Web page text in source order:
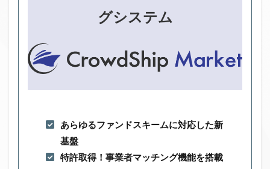
グシステム
あらゆるファンドスキームに対応した新
基盤
特許取得！事業者マッチング機能を搭載